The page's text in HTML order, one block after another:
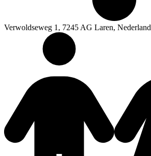
Verwoldseweg 1, 7245 AG Laren, Nederland